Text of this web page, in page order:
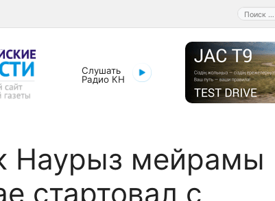
Поиск:
Слушать
Радио КН
Наурыз мейрамы
стартовал с